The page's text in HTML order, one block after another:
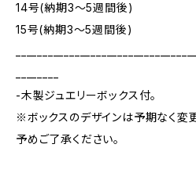
14号(納期3～5週間後)
15号(納期3～5週間後)
-木製ジュエリーボックス付。
※ボックスのデザインは予期なく変
予めご了承ください。